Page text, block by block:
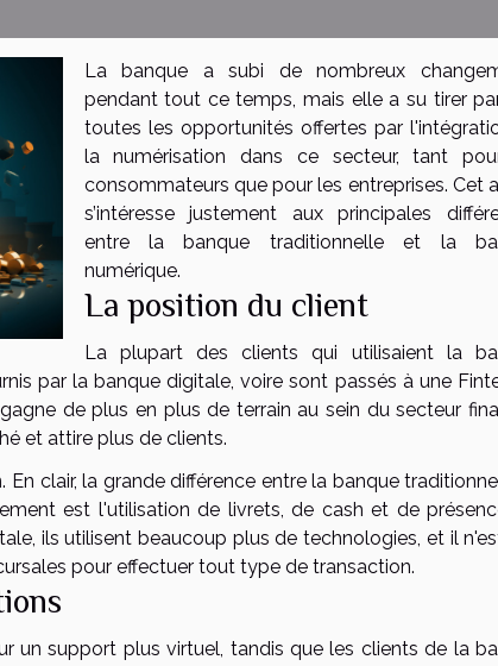
La banque a subi de nombreux
pendant tout ce temps, mais elle a su tirer
toutes les opportunités offertes par
la numérisation dans ce secteur, tant
consommateurs que pour les entreprises. Cet
s’intéresse justement aux principales
entre la banque traditionnelle et la
numérique.
La position du client
La plupart des clients qui utilisaient la
par la banque digitale, voire sont passés à une
de plus en plus de terrain au sein du secteur
et attire plus de clients.
En clair, la grande différence entre la banque
est l'utilisation de livrets, de cash et de
ils utilisent beaucoup plus de technologies, et il
pour effectuer tout type de transaction.
un support plus virtuel, tandis que les clients de la